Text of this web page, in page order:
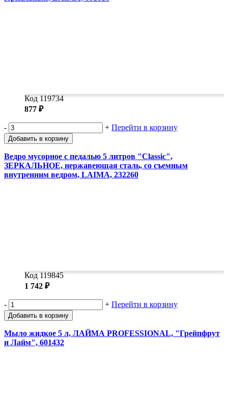
Код 119734
877 ₽
- + Перейти в корзину
Добавить в корзину
Ведро мусорное с педалью 5 литров "Classic",
ЗЕРКАЛЬНОЕ, нержавеющая сталь, со съемным
внутренним ведром, LAIMA, 232260
Код 119845
1 742 ₽
- + Перейти в корзину
Добавить в корзину
Мыло жидкое 5 л, ЛАЙМА PROFESSIONAL, "Грейпфрут
и Лайм", 601432